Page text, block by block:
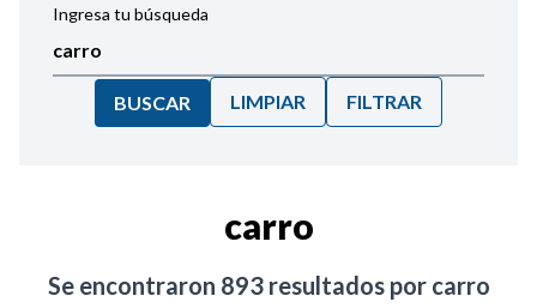
Ingresa tu búsqueda
BUSCAR LIMPIAR FILTRAR
carro
Se encontraron 893resultados por carro